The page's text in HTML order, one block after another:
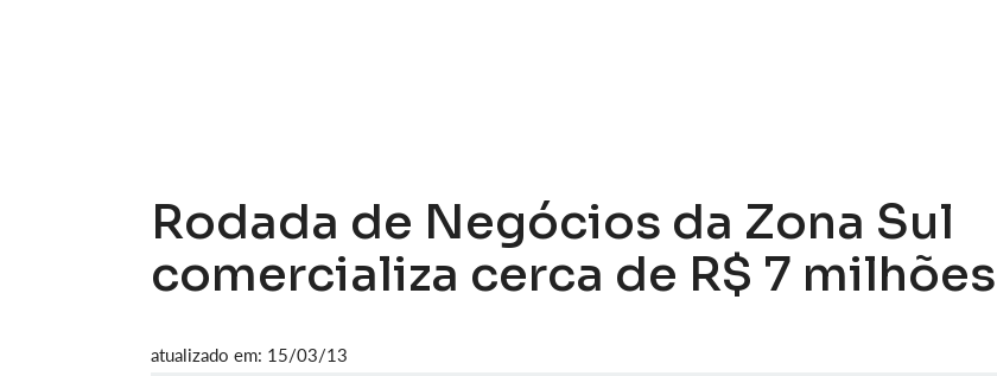
Rodada de Negócios da Zona Sul
comercializa cerca de R$ 7 milhões
atualizado em: 15/03/13